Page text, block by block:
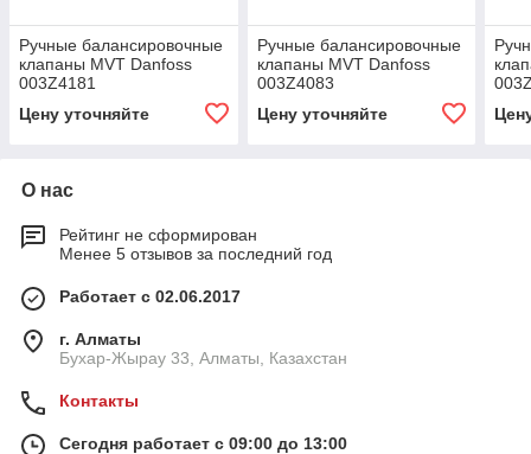
Ручные балансировочные
клапаны MVT Danfoss
003Z4181
Цену уточняйте
Ручные балансировочные
клапаны MVT Danfoss
003Z4083
Цену уточняйте
О нас
Рейтинг не сформирован
Менее 5 отзывов за последний год
Работает с 02.06.2017
г. Алматы
Бухар-Жырау 33, Алматы, Казахстан
Контакты
Сегодня работает с 09:00 до 13:00